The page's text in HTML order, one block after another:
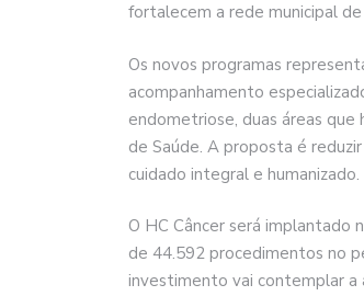
fortalecem a rede municipal
Os novos programas
acompanhamento
endometriose, duas áreas
de Saúde. A proposta é
cuidado integral e humanizado.
O HC Câncer será implantado
de 44.592 procedimentos no
investimento vai contemplar a